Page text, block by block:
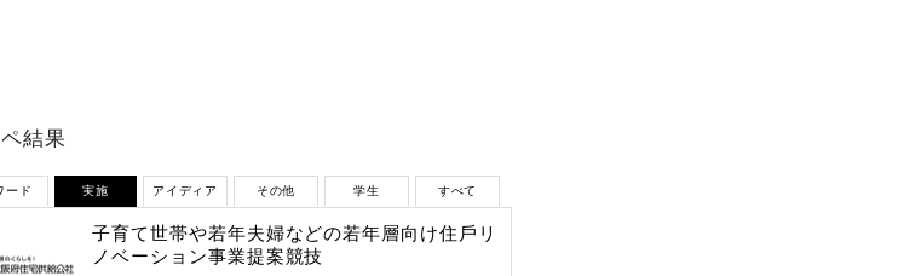
結果
すべて
学生
その他
アイディア
実施
ード
子育て世帯や若年夫婦などの若年層向け住戶リ
ノベーション事業提案競技